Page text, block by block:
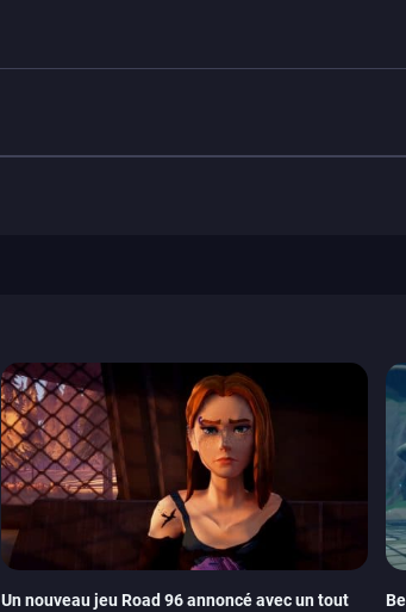
Un nouveau jeu Road 96 annoncé avec un tout